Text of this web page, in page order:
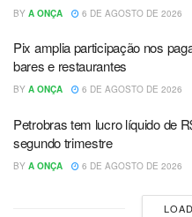
BY A ONÇA 6 DE AGOSTO DE 2026
Pix amplia participação nos
bares e restaurantes
BY A ONÇA 6 DE AGOSTO DE 2026
Petrobras tem lucro líquido de
segundo trimestre
BY A ONÇA 6 DE AGOSTO DE 2026